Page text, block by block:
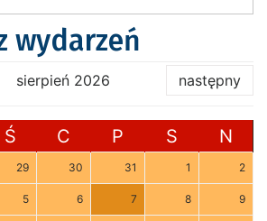
wydarzeń
sierpień 2026 następny
Ś C P S N
29 30 31 1 2
5 6 7 8 9